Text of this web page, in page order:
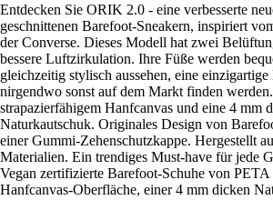
Entdecken Sie ORIK 2.0 - eine verbesserte
geschnittenen Barefoot-Sneakern, inspiriert
der Converse. Dieses Modell hat zwei
bessere Luftzirkulation. Ihre Füße werden
gleichzeitig stylisch aussehen, eine
nirgendwo sonst auf dem Markt finden
strapazierfähigem Hanfcanvas und eine 4 mm
Naturkautschuk. Originales Design von
einer Gummi-Zehenschutzkappe. Hergestellt
Materialien. Ein trendiges Must-have für jede
Vegan zertifizierte Barefoot-Schuhe von
Hanfcanvas-Oberfläche, einer 4 mm dicken